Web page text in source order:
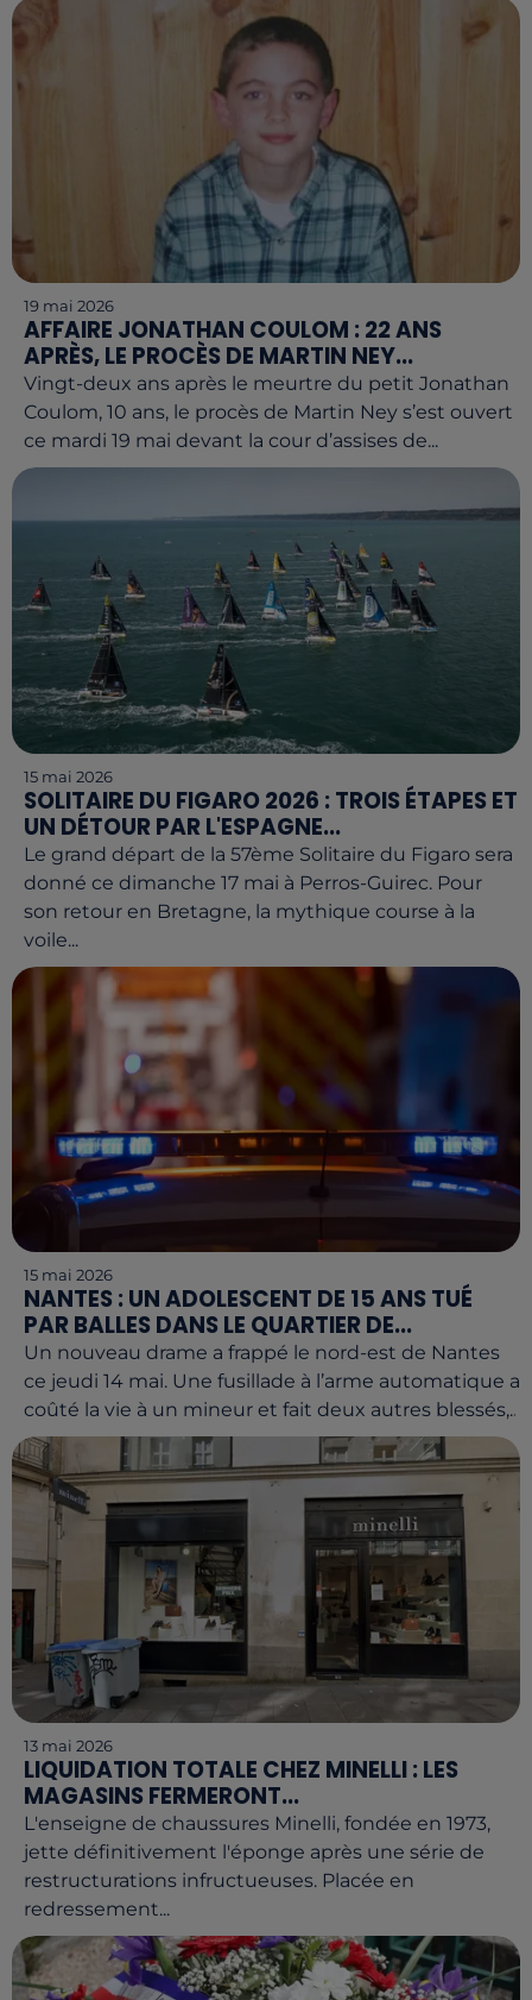
19 mai 2026
AFFAIRE JONATHAN COULOM : 22 ANS
APRÈS, LE PROCÈS DE MARTIN NEY...
Vingt-deux ans après le meurtre du petit Jonathan
Coulom, 10 ans, le procès de Martin Ney s’est ouvert
ce mardi 19 mai devant la cour d’assises de...
15 mai 2026
SOLITAIRE DU FIGARO 2026 : TROIS ÉTAPES ET
UN DÉTOUR PAR L'ESPAGNE...
Le grand départ de la 57ème Solitaire du Figaro sera
donné ce dimanche 17 mai à Perros-Guirec. Pour
son retour en Bretagne, la mythique course à la
voile...
15 mai 2026
NANTES : UN ADOLESCENT DE 15 ANS TUÉ
PAR BALLES DANS LE QUARTIER DE...
Un nouveau drame a frappé le nord-est de Nantes
ce jeudi 14 mai. Une fusillade à l’arme automatique a
coûté la vie à un mineur et fait deux autres blessés,...
13 mai 2026
LIQUIDATION TOTALE CHEZ MINELLI : LES
MAGASINS FERMERONT...
L'enseigne de chaussures Minelli, fondée en 1973,
jette définitivement l'éponge après une série de
restructurations infructueuses. Placée en
redressement...